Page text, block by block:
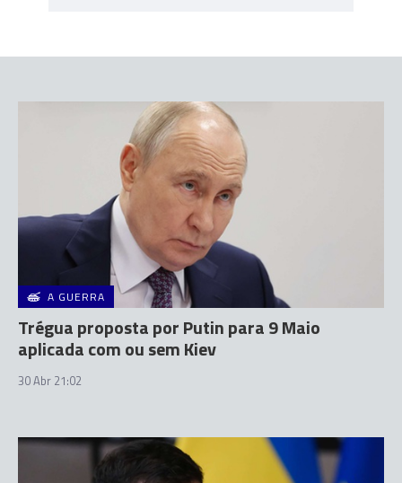
A GUERRA
Trégua proposta por Putin para 9 Maio
aplicada com ou sem Kiev
30 Abr 21:02